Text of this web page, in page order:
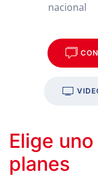
nacional
Elige
planes